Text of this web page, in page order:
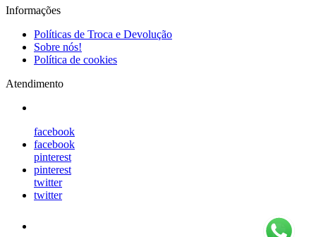
Informações
Políticas de Troca e Devolução
Sobre nós!
Política de cookies
Atendimento
facebook
facebook
pinterest
pinterest
twitter
twitter